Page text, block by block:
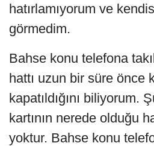
hatırlamıyorum ve
görmedim.
Bahse konu telefona
hattı uzun bir süre önce
kapatıldığını biliyorum.
kartının nerede olduğu
yoktur. Bahse konu